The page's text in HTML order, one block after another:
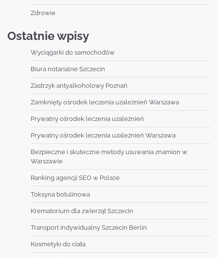
Zdrowie
Ostatnie wpisy
Wyciągarki do samochodów
Biura notarialne Szczecin
Zastrzyk antyalkoholowy Poznań
Zamknięty ośrodek leczenia uzależnień Warszawa
Prywatny ośrodek leczenia uzależnień
Prywatny ośrodek leczenia uzależnień Warszawa
Bezpieczne i skuteczne metody usuwania znamion w
Warszawie
Ranking agencji SEO w Polsce
Toksyna botulinowa
Krematorium dla zwierząt Szczecin
Transport indywidualny Szczecin Berlin
Kosmetyki do ciała